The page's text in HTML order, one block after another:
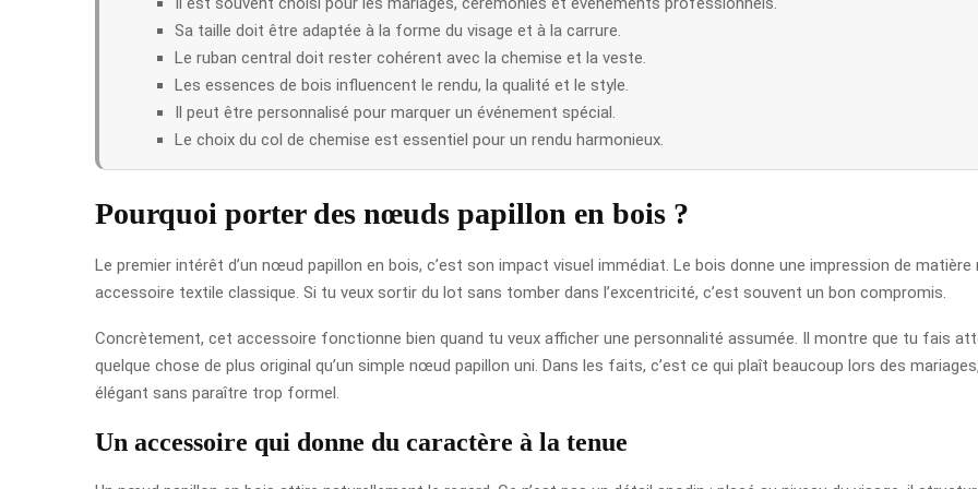
Sa taille doit être adaptée à la forme du visage et à la carrure.
Le ruban central doit rester cohérent avec la chemise et la veste.
Les essences de bois influencent le rendu, la qualité et le style.
Il peut être personnalisé pour marquer un événement spécial.
Le choix du col de chemise est essentiel pour un rendu harmonieux.
Pourquoi porter des nœuds papillon en bois ?
Le premier intérêt d’un nœud papillon en bois, c’est son impact visuel immédiat. Le bois donne une impression de matière
accessoire textile classique. Si tu veux sortir du lot sans tomber dans l’excentricité, c’est souvent un bon compromis.
Concrètement, cet accessoire fonctionne bien quand tu veux afficher une personnalité assumée. Il montre que tu fais
quelque chose de plus original qu’un simple nœud papillon uni. Dans les faits, c’est ce qui plaît beaucoup lors des
élégant sans paraître trop formel.
Un accessoire qui donne du caractère à la tenue